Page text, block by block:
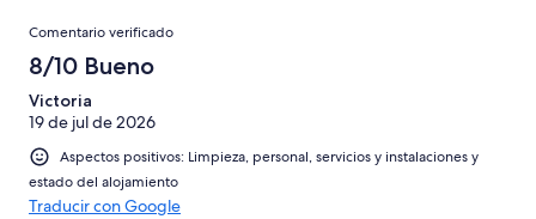
puntuación
Normal
una
puntuación
Mediocre
195
una
puntuación
de
Horrible
Comentarios
Comentario verificado
8/10 Bueno
Victoria
19 de jul de 2026
Aspectos positivos: Limpieza, personal, servicios y instalaciones y
estado del alojamiento
Traducir con Google